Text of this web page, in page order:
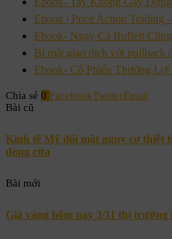
Ebook | Price Action Trading
Ebook- Ngay Cả Buffett
Bí mật giao dịch với pullback
Ebook- Cổ Phiếu Thường
Chia sẻ 0 FacebookTwitterEmail
Bài cũ
Kinh tế Mỹ đối mặt nguy cơ thiệt
đóng cửa
Bài mới
Giá vàng hôm nay 3/11 thị